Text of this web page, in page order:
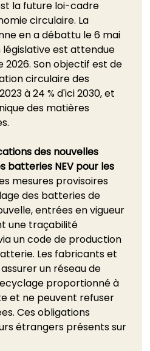
la future loi-cadre
circulaire. La
en a débattu le 6 mai
est attendue
Son objectif est de
circulaire des
à 24 % d'ici 2030, et
des matières
des nouvelles
batteries NEV pour les
mesures provisoires
des batteries de
entrées en vigueur
une traçabilité
un code de production
Les fabricants et
un réseau de
proportionné à
et ne peuvent refuser
Ces obligations
étrangers présents sur